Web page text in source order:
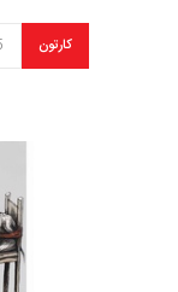
کارتون 5